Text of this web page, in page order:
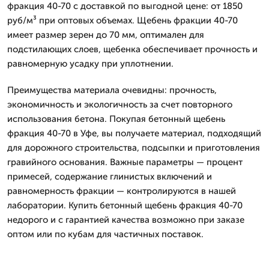
фракция 40-70 с доставкой по выгодной цене: от 1850
руб/м³ при оптовых объемах. Щебень фракции 40-70
имеет размер зерен до 70 мм, оптимален для
подстилающих слоев, щебенка обеспечивает прочность и
равномерную усадку при уплотнении.
Преимущества материала очевидны: прочность,
экономичность и экологичность за счет повторного
использования бетона. Покупая бетонный щебень
фракция 40-70 в Уфе, вы получаете материал, подходящий
для дорожного строительства, подсыпки и приготовления
гравийного основания. Важные параметры — процент
примесей, содержание глинистых включений и
равномерность фракции — контролируются в нашей
лаборатории. Купить бетонный щебень фракция 40-70
недорого и с гарантией качества возможно при заказе
оптом или по кубам для частичных поставок.